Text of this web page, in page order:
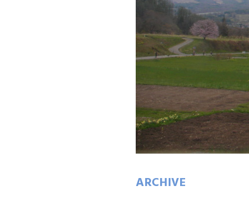
ARCHIVE